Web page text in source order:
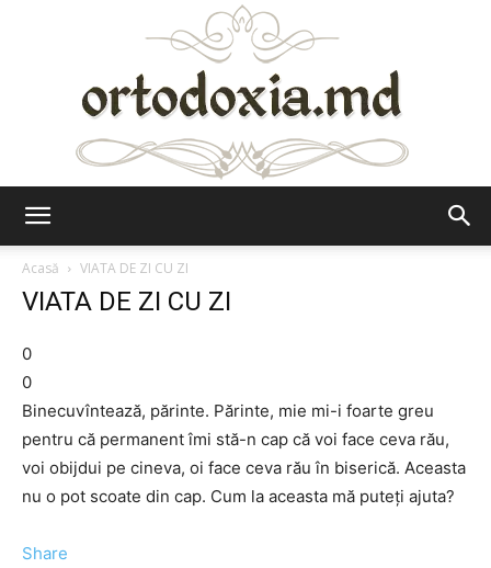
Acasă
VIATA DE ZI CU ZI
VIATA DE ZI CU ZI
0
0
Binecuvîntează, părinte. Părinte, mie mi-i foarte greu
pentru că permanent îmi stă-n cap că voi face ceva rău,
voi obijdui pe cineva, oi face ceva rău în biserică. Aceasta
nu o pot scoate din cap. Cum la aceasta mă puteţi ajuta?
Share